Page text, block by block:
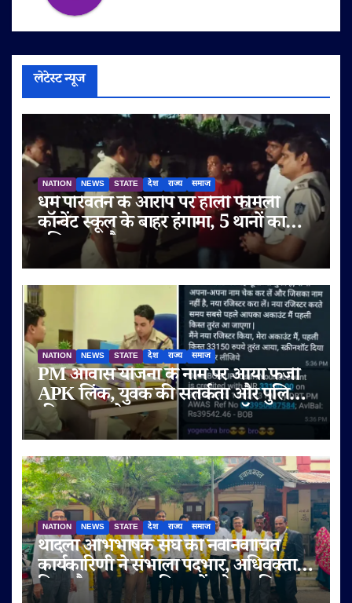
लेटेस्ट न्यूज
NATION NEWS STATE देश राज्य समाज
धर्म परिवर्तन के आरोप पर होली फैमिली
कॉन्वेंट स्कूल के बाहर हंगामा, 5 थानों का
पुलिस बल तैनात
NATION NEWS STATE देश राज्य समाज
PM आवास योजना के नाम पर आया फर्जी
APK लिंक, युवक की सतर्कता और पुलिस
की तत्परता से टला बड़ा साइबर फ्रॉड
NATION NEWS STATE देश राज्य समाज
थांदला अभिभाषक संघ की नवनिर्वाचित
कार्यकारिणी ने संभाला पदभार, अधिवक्ता
हित और पक्षकार सुविधाओं को प्राथमिकता